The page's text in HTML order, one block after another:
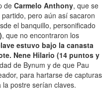
de Carmelo Anthony, que se
pero aún así sacaron
el banquillo, personificado
, que no encontraron los
estuvo bajo la canasta
Nene Hilario (14 puntos y
de Bynum y de que Pau
para hartarse de capturas
postre serían claves.